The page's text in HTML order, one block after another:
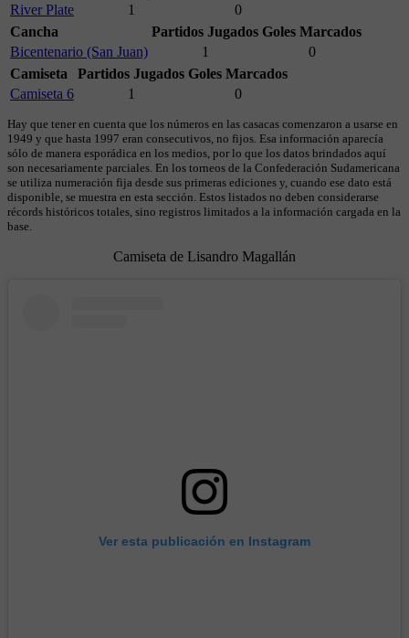
River Plate
1
0
Cancha
Partidos Jugados Goles Marcados
Bicentenario (San Juan)
1
0
Camiseta
Partidos Jugados Goles Marcados
Camiseta 6
1 0
Hay que tener en cuenta que los números en las casacas comenzaron a usarse en
1949 y que hasta 1997 eran consecutivos, no fijos. Esa información aparecía
sólo de manera esporádica en los medios, por lo que los datos brindados aquí
son necesariamente parciales. En los torneos de la Confederación Sudamericana
se utiliza numeración fija desde sus primeras ediciones y, cuando ese dato está
disponible, se muestra en esta sección. Estos listados no deben considerarse
récords históricos totales, sino registros limitados a la información cargada en la
base.
Camiseta de Lisandro Magallán
Ver esta publicación en Instagram